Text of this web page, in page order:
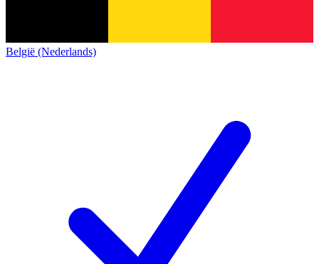
België (Nederlands)